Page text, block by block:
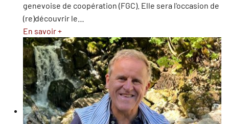
genevoise de coopération (FGC). Elle sera l'occasion de
(re)découvrir le
En savoir +